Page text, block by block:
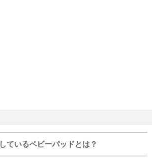
ているベビーパッドとは？